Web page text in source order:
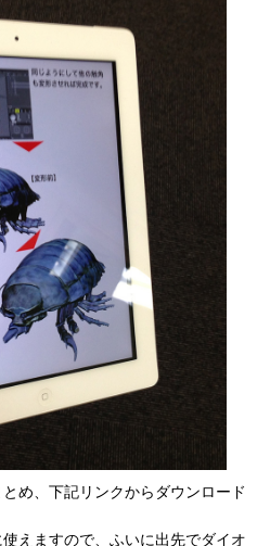
め、下記リンクからダウンロード
えますので、ふいに出先でダイオ